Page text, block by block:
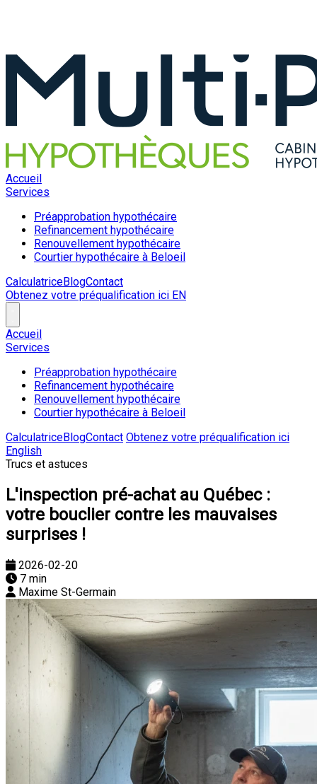
Accueil
Services
Préapprobation hypothécaire
Refinancement hypothécaire
Renouvellement hypothécaire
Courtier hypothécaire à Beloeil
CalculatriceBlogContact
Obtenez votre préqualification ici EN
Accueil
Services
Préapprobation hypothécaire
Refinancement hypothécaire
Renouvellement hypothécaire
Courtier hypothécaire à Beloeil
CalculatriceBlogContact Obtenez votre préqualification ici
English
Trucs et astuces
L'inspection pré-achat au Québec :
votre bouclier contre les mauvaises
surprises !
2026-02-20
7 min
Maxime St-Germain